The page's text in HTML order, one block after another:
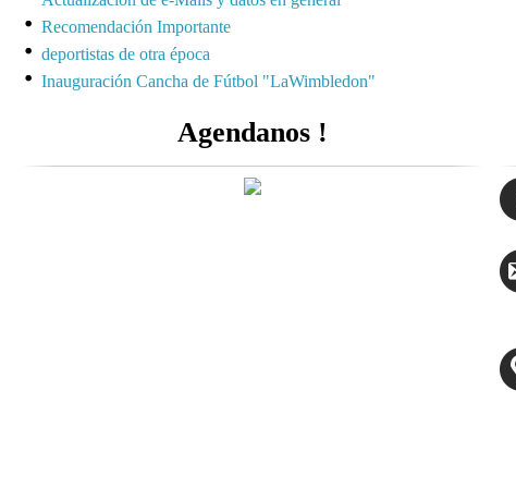
Recomendación Importante
deportistas de otra época
Inauguración Cancha de Fútbol "LaWimbledon"
Agendanos !